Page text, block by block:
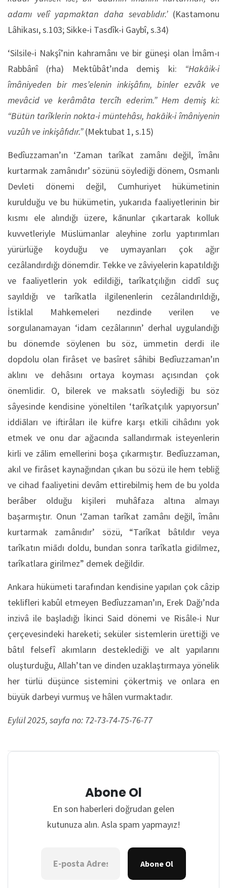
adamı velî yapmaktan daha sevablıdır.’(Kastamonu
Lâhikası, s.103; Sikke-i Tasdîk-i Gaybî, s.34)
‘Silsile-i Nakşî’nin kahramânı ve bir güneşi olan İmâm-ı
Rabbânî (rha) Mektûbât’ında demiş ki: “Hakāik-i
îmâniyeden bir mes’elenin inkişâfını, binler ezvâk ve
mevâcid ve kerâmâta tercîh ederim.” Hem demiş ki:
“Bütün tarîklerin nokta-i müntehâsı, hakāik-i îmâniyenin
vuzûh ve inkişâfıdır.”(Mektubat 1, s.15)
Bedîuzzaman’ın ‘Zaman tarîkat zamânı değil, îmânı
kurtarmak zamânıdır’ sözünü söylediği dönem, Osmanlı
Devleti dönemi değil, Cumhuriyet hükümetinin
kurulduğu ve bu hükümetin, yukarıda faaliyetlerinin bir
kısmı ele alındığı üzere, kānunlar çıkartarak kolluk
kuvvetleriyle Müslümanlar aleyhine zorlu yaptırımları
yürürlüğe koyduğu ve uymayanları çok ağır
cezâlandırdığı dönemdir. Tekke ve zâviyelerin kapatıldığı
ve faaliyetlerin yok edildiği, tarîkatçılığın ciddî suç
sayıldığı ve tarîkatla ilgilenenlerin cezâlandırıldığı,
İstiklal Mahkemeleri nezdinde verilen ve
sorgulanamayan ‘idam cezâlarının’ derhal uygulandığı
bu dönemde söylenen bu söz, ümmetin derdi ile
dopdolu olan firâset ve basîret sâhibi Bedîuzzaman’ın
aklını ve dehâsını ortaya koyması açısından çok
önemlidir. O, bilerek ve maksatlı söylediği bu söz
sâyesinde kendisine yöneltilen ‘tarîkatçılık yapıyorsun’
iddiāları ve iftirâları ile küfre karşı etkili cihâdını yok
etmek ve onu dar ağacında sallandırmak isteyenlerin
kirli ve zālim emellerini boşa çıkarmıştır. Bedîuzzaman,
akıl ve firâset kaynağından çıkan bu sözü ile hem tebliğ
ve cihad faaliyetini devâm ettirebilmiş hem de bu yolda
berâber olduğu kişileri muhâfaza altına almayı
başarmıştır. Onun ‘Zaman tarîkat zamânı değil, îmânı
kurtarmak zamânıdır’ sözü, “Tarîkat bâtıldır veya
tarîkatın miādı doldu, bundan sonra tarîkatla gidilmez,
tarîkatlara girilmez” demek değildir.
Ankara hükümeti tarafından kendisine yapılan çok câzip
teklifleri kabûl etmeyen Bedîuzzaman’ın, Erek Dağı’nda
inzivâ ile başladığı İkinci Said dönemi ve Risâle-i Nur
çerçevesindeki hareketi; seküler sistemlerin ürettiği ve
bâtıl felsefî akımların desteklediği ve alt yapılarını
oluşturduğu, Allah’tan ve dinden uzaklaştırmaya yönelik
her türlü düşünce sistemini çökertmiş ve onlara en
büyük darbeyi vurmuş ve hâlen vurmaktadır.
Eylül 2025, sayfa no: 72-73-74-75-76-77
Abone Ol
En son haberleri doğrudan gelen
kutunuza alın. Asla spam yapmayız!
Abone Ol